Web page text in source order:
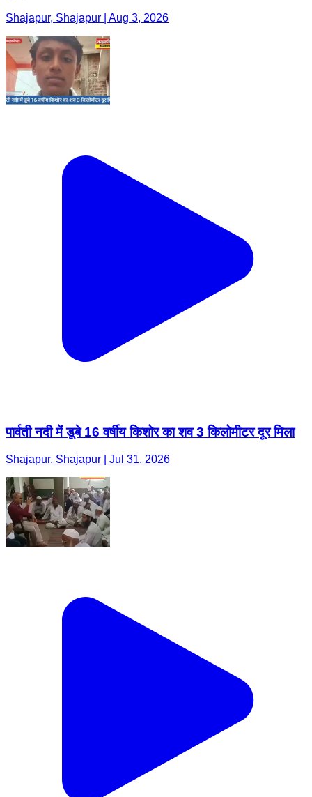
Shajapur, Shajapur | Aug 3, 2026
पार्वती नदी में डूबे 16 वर्षीय किशोर का शव 3 किलोमीटर दूर मिला
Shajapur, Shajapur | Jul 31, 2026